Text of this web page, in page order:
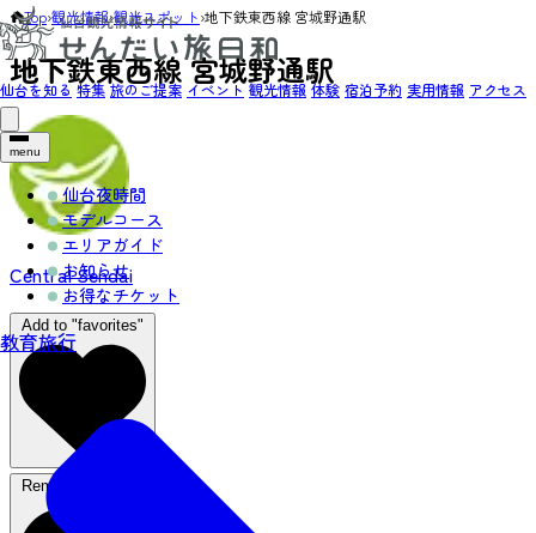
仙台を知る 特集 旅のご提案 イベント 観光情報 体験 宿泊予約 実用情報 アクセス
menu
仙台夜時間
モデルコース
エリアガイド
お知らせ
お得なチケット
教育旅行
Top›観光情報›観光スポット›地下鉄東西線 宮城野通駅
地下鉄東西線 宮城野通駅
Central Sendai
Add to "favorites"
Remove from favorites